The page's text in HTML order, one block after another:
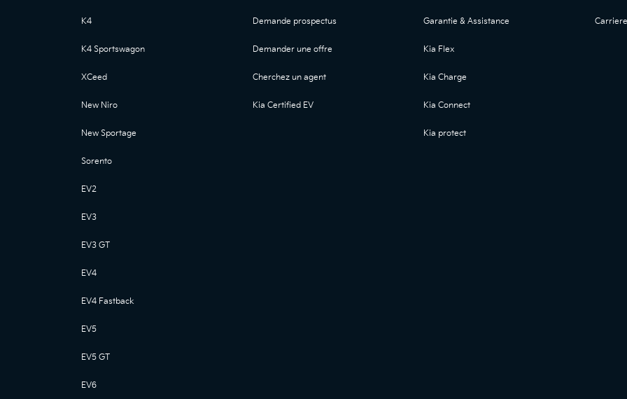
K4
K4 Sportswagon
XCeed
New Niro
New Sportage
Sorento
EV2
EV3
EV3 GT
EV4
EV4 Fastback
EV5
EV5 GT
EV6
Demande prospectus
Demander une offre
Cherchez un agent
Kia Certified EV
Garantie & Assistance
Kia Flex
Kia Charge
Kia Connect
Kia protect
Carriere